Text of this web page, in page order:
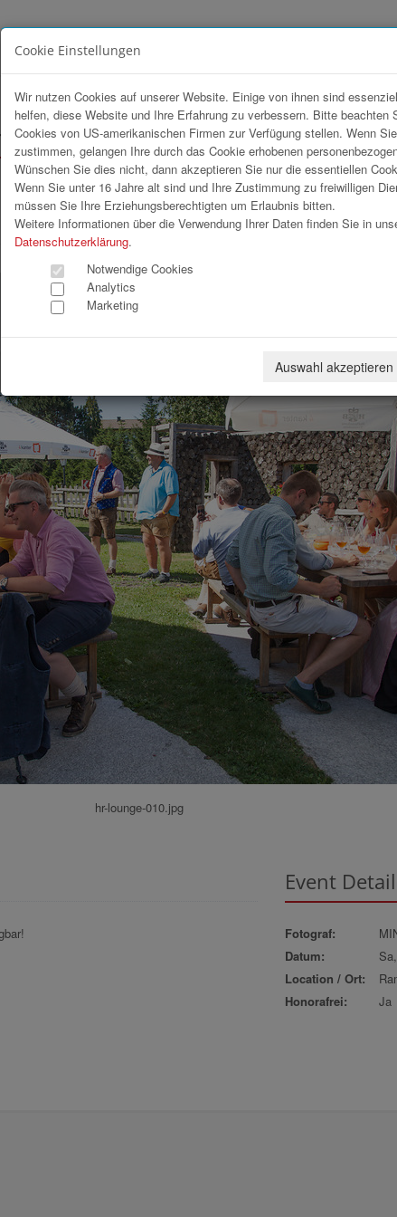
Purgstall
Download
hr-lounge-010.jpg
Event
Fotograf:
Datum:
Location / Ort:
Honorafrei:
Ja
Cookie Einstellungen
Wir nutzen Cookies auf unserer Website. Einige von ihnen sind
helfen, diese Website und Ihre Erfahrung zu verbessern. Bitte beachten
Cookies von US-amerikanischen Firmen zur Verfügung stellen. Wenn
zustimmen, gelangen Ihre durch das Cookie erhobenen
Wünschen Sie dies nicht, dann akzeptieren Sie nur die essentiellen
Wenn Sie unter 16 Jahre alt sind und Ihre Zustimmung zu freiwilligen
müssen Sie Ihre Erziehungsberechtigten um Erlaubnis bitten.
Weitere Informationen über die Verwendung Ihrer Daten finden Sie in
Datenschutzerklärung.
Notwendige Cookies
Analytics
Marketing
Auswahl akzeptieren